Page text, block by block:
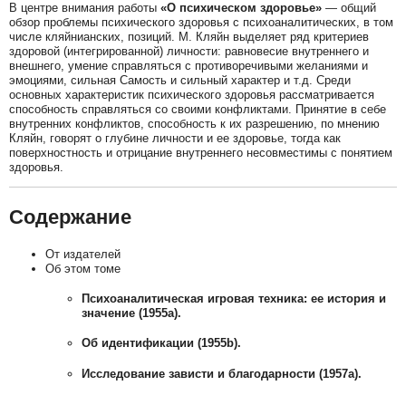
В центре внимания работы «О психическом здоровье» — общий
обзор проблемы психического здоровья с психоаналитических, в том
числе кляйнианских, позиций. М. Кляйн выделяет ряд критериев
здоровой (интегрированной) личности: равновесие внутреннего и
внешнего, умение справляться с противоречивыми желаниями и
эмоциями, сильная Самость и сильный характер и т.д. Среди
основных характеристик психического здоровья рассматривается
способность справляться со своими конфликтами. Принятие в себе
внутренних конфликтов, способность к их разрешению, по мнению
Кляйн, говорят о глубине личности и ее здоровье, тогда как
поверхностность и отрицание внутреннего несовместимы с понятием
здоровья.
Содержание
От издателей
Об этом томе
Психоаналитическая игровая техника: eе история и
значение (1955а).
Об идентификации (1955b).
Исследование зависти и благодарности (1957а).